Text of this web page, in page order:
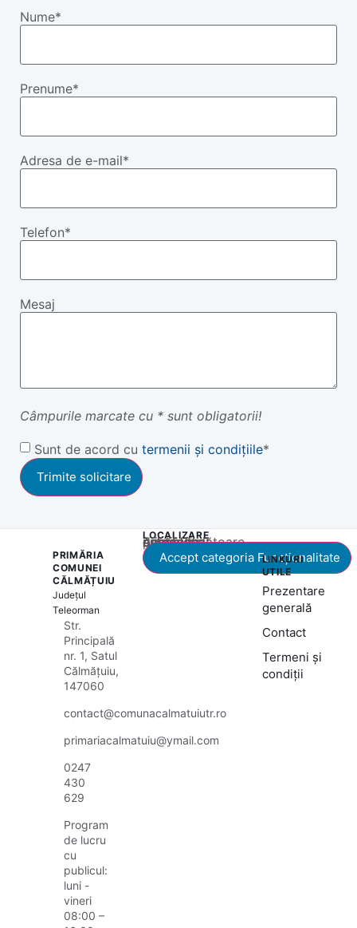
Nume*
Prenume*
Adresa de e-mail*
Telefon*
Mesaj
Câmpurile marcate cu * sunt obligatorii!
Termeni
și
Condiții*
Sunt de acord cu termenii și condițiile*
PRIMĂRIA
COMUNEI
CĂLMĂȚUIU
Județul
Teleorman
Str.
Principală
nr. 1, Satul
Călmățuiu,
147060
contact@comunacalmatuiutr.ro
primariacalmatuiu@ymail.com
0247
430
629
Program
de lucru
cu
publicul:
luni -
vineri
08:00 –
LOCALIZARE
Acest conținut este blocat până când acceptați categoria corespunzătoare de cookie-uri.
Accept categoria Funcționalitate
LINKURI
UTILE
Prezentare
generală
Contact
Termeni și
condiții